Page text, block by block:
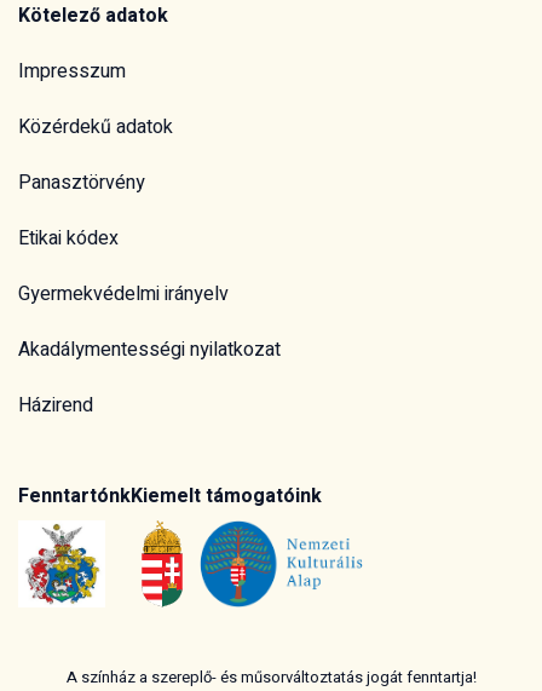
Kötelező adatok
Impresszum
Közérdekű adatok
Panasztörvény
Etikai kódex
Gyermekvédelmi irányelv
Akadálymentességi nyilatkozat
Házirend
FenntartónkKiemelt támogatóink
A színház a szereplő- és műsorváltoztatás jogát fenntartja!